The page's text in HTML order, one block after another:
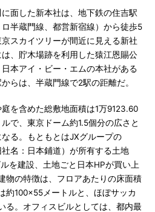
面した新本社は、地下鉄の住吉駅
ロ半蔵門線、都営新宿線）から徒歩5
スカイツリーが間近に見える新社
、貯木場跡を利用した猿江恩賜公
本アイ・ビー・エムの本社がある
らは、半蔵門線で2駅の距離だ。
を含めた総敷地面積は1万9123.60
で、東京ドーム約1.5個分の広さと
る。もともとはJXグループの
社名：日本鋪道）が所有する土地
を建設、土地ごと日本HPが買い上
物の特徴は、フロアあたりの床面積
約100×55メートルと、ほぼサッカ
る。オフィスビルとしては、都内最